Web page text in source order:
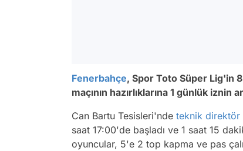
Fenerbahçe, Spor Toto Süper Lig'in
maçının hazırlıklarına 1 günlük iznin
Can Bartu Tesisleri'nde teknik direktör
saat 17:00'de başladı ve 1 saat 15
oyuncular, 5'e 2 top kapma ve pas